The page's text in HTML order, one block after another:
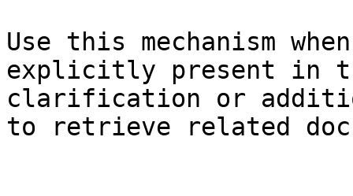
Use this mechanism
explicitly present in
clarification or